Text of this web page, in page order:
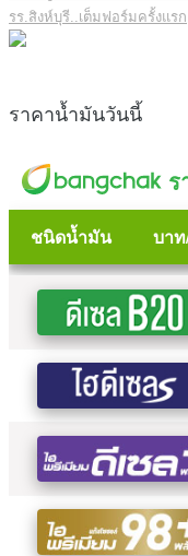
รร.สิงห์บุรี..เต็มฟอร์มครั้งแรก
ราคาน้ำมันวันนี้